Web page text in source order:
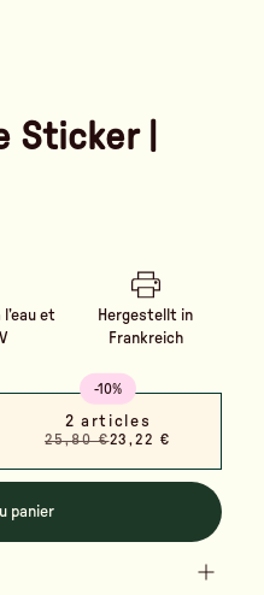
Sticker |
et
Hergestellt in
Frankreich
-10%
2 articles
25,80 €23,22 €
panier